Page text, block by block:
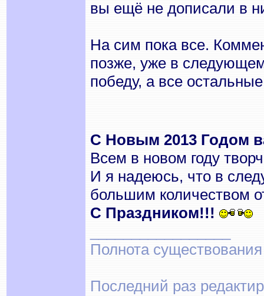
вы ещё не дописали в
На сим пока все.
позже, уже в
победу, а все
С Новым 2013 Годом
Всем в новом году
И я надеюсь, что в
большим количеством
С Праздником!!!
Полнота
Последний раз